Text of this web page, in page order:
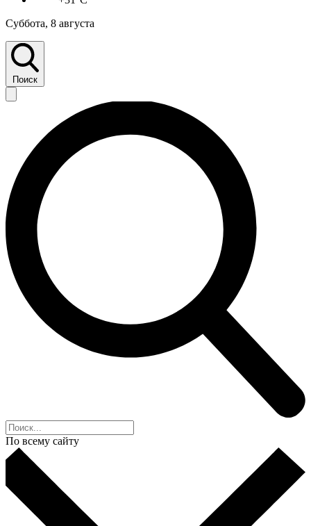
Суббота, 8 августа
Поиск
По всему сайту